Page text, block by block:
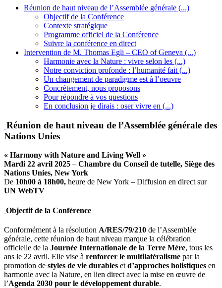
Réunion de haut niveau de l’Assemblée générale (...)
Objectif de la Conférence
Contexte stratégique
Programme officiel de la Conférence
Suivre la conférence en direct
Intervention de M. Thomas Egli – CEO of Geneva (...)
Harmonie avec la Nature : vivre selon les (...)
Notre conviction profonde : l’humanité fait (...)
Un changement de paradigme est à l’oeuvre
Concrètement, nous proposons
Pour répondre à vos questions
En conclusion je dirais : oser vivre en (...)
Réunion de haut niveau de l’Assemblée générale des
Nations Unies
« Harmony with Nature and Living Well »
Mardi 22 avril 2025 – Chambre du Conseil de tutelle, Siège des
Nations Unies, New York
De 10h00 à 18h00, heure de New York – Diffusion en direct sur
UN WebTV
Objectif de la Conférence
Conformément à la résolution A/RES/79/210 de l’Assemblée
générale, cette réunion de haut niveau marque la célébration
officielle de la Journée Internationale de la Terre Mère, tous les
ans le 22 avril. Elle vise à renforcer le multilatéralisme par la
promotion de styles de vie durables et d’approches holistiques en
harmonie avec la Nature, en lien direct avec la mise en œuvre de
l’Agenda 2030 pour le développement durable.